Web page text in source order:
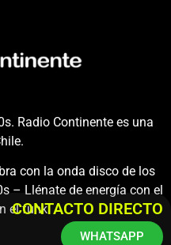
Radio Continente es una
con la onda disco de los
– Llénate de energía con el
el funk.
CONTACTO DIRECTO
WHATSAPP